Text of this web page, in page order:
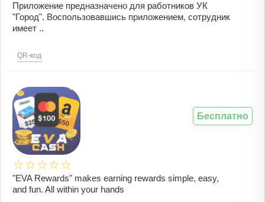
Приложение предназначено для работников УК
"Город". Воспользовавшись приложением, сотрудник
имеет ..
QR-код
"EVA Rewards" makes earning rewards simple, easy,
and fun. All within your hands
Бесплатно